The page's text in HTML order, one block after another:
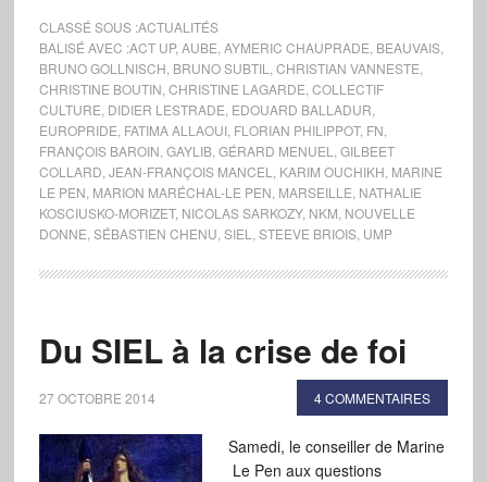
CLASSÉ SOUS :ACTUALITÉS
BALISÉ AVEC :ACT UP, AUBE AYMERIC CHAUPRADE BEAUVAIS,
BRUNO GOLLNISCH BRUNO SUBTIL CHRISTIAN VANNESTE
CHRISTINE BOUTIN CHRISTINE LAGARDE COLLECTIF
CULTURE DIDIER LESTRADE EDOUARD BALLADUR
EUROPRIDE FATIMA ALLAOUI, FLORIAN PHILIPPOT, FN
FRANÇOIS BAROIN GAYLIB, GÉRARD MENUEL
GILBEET
COLLARD JEAN-FRANÇOIS MANCEL KARIM OUCHIKH MARINE
LE PEN MARION MARÉCHAL-LE PEN MARSEILLE NATHALIE
KOSCIUSKO-MORIZET, NICOLAS SARKOZY, NKM NOUVELLE
DONNE SÉBASTIEN CHENU SIEL STEEVE BRIOIS, UMP
Du SIEL à la crise de foi
27 OCTOBRE 2014 4 COMMENTAIRES
Samedi, le conseiller de Marine
Le Pen aux questions